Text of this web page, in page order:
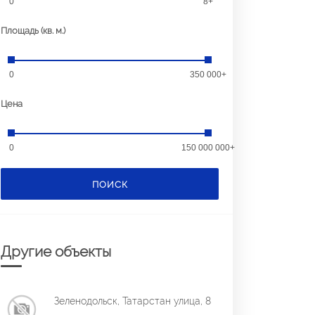
Площадь (кв. м.)
0 350 000+
Цена
0 150 000 000+
ПОИСК
Другие объекты
Зеленодольск, Татарстан улица, 8